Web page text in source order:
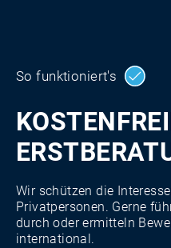
So funktioniert's
Wir schützen die
Privatpersonen. Gerne
durch oder ermitteln
international.